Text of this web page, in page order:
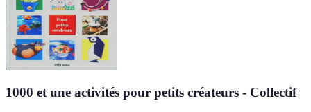
1000 et une activités pour petits créateurs - Collectif